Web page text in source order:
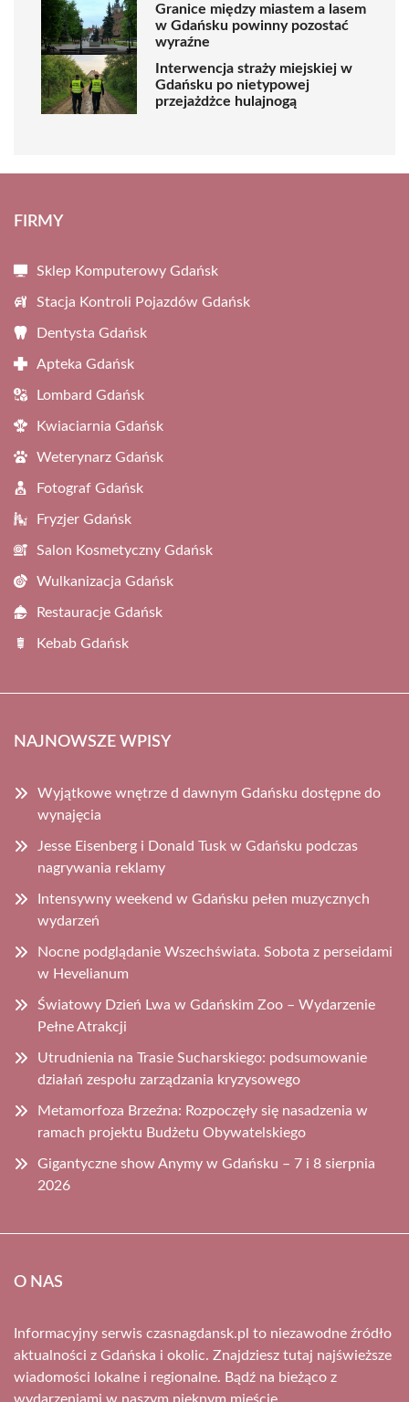
Granice między miastem a lasem
w Gdańsku powinny pozostać
wyraźne
Interwencja straży miejskiej w
Gdańsku po nietypowej
przejażdżce hulajnogą
FIRMY
Sklep Komputerowy Gdańsk
Stacja Kontroli Pojazdów Gdańsk
Dentysta Gdańsk
Apteka Gdańsk
Lombard Gdańsk
Kwiaciarnia Gdańsk
Weterynarz Gdańsk
Fotograf Gdańsk
Fryzjer Gdańsk
Salon Kosmetyczny Gdańsk
Wulkanizacja Gdańsk
Restauracje Gdańsk
Kebab Gdańsk
NAJNOWSZE WPISY
Wyjątkowe wnętrze d dawnym Gdańsku dostępne do
wynajęcia
Jesse Eisenberg i Donald Tusk w Gdańsku podczas
nagrywania reklamy
Intensywny weekend w Gdańsku pełen muzycznych
wydarzeń
Nocne podglądanie Wszechświata. Sobota z perseidami
w Hevelianum
Światowy Dzień Lwa w Gdańskim Zoo – Wydarzenie
Pełne Atrakcji
Utrudnienia na Trasie Sucharskiego: podsumowanie
działań zespołu zarządzania kryzysowego
Metamorfoza Brzeźna: Rozpoczęły się nasadzenia w
ramach projektu Budżetu Obywatelskiego
Gigantyczne show Anymy w Gdańsku – 7 i 8 sierpnia
2026
O NAS
Informacyjny serwis czasnagdansk.pl to niezawodne źródło
aktualności z Gdańska i okolic. Znajdziesz tutaj najświeższe
wiadomości lokalne i regionalne. Bądź na bieżąco z